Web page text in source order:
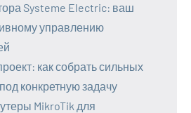
Systeme Electric: ваш
управлению
как собрать сильных
конкретную задачу
MikroTik для